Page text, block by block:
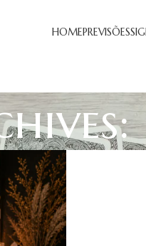
HOMEPREVISÕES